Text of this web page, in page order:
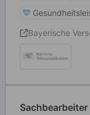
Bayerische